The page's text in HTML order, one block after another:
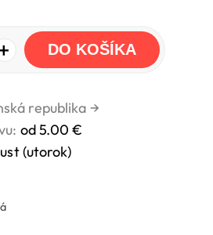
DO KOŠÍKA
republika →
od 5.00 €
(utorok)